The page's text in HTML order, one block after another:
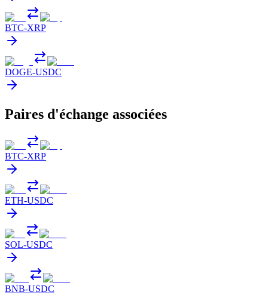
BTC-XRP
DOGE-USDC
Paires d'échange associées
BTC-XRP
ETH-USDC
SOL-USDC
BNB-USDC